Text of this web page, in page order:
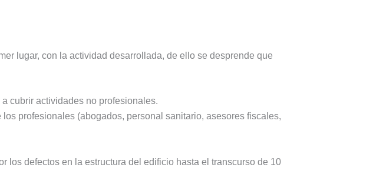
lugar, con la actividad desarrollada, de ello se desprende que
cubrir actividades no profesionales.
profesionales (abogados, personal sanitario, asesores fiscales,
los defectos en la estructura del edificio hasta el transcurso de 10